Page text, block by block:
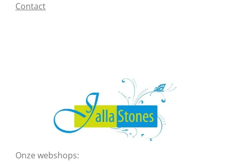
Contact
Onze webshops: